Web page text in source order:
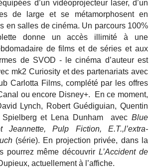
d’un vidéoprojecteur laser, d’un
de large et se métamorphosent en
en salles de cinéma. Un parcours 100%
donne un accès illimité à une
de films et de séries et aux
de SVOD - le cinéma d’auteur est
mk2 Curiosity et des partenariats avec
Carlotta Films, complété par les offres
ou encore Disney+. En ce moment,
Lynch, Robert Guédiguian, Quentin
Spielberg et Lena Dunham avec Blue
Jeannette, Pulp Fiction, E.T.,l’extra-
(série). En projection privée, dans la
pourrez même découvrirL’Accident de
actuellement à l’affiche.